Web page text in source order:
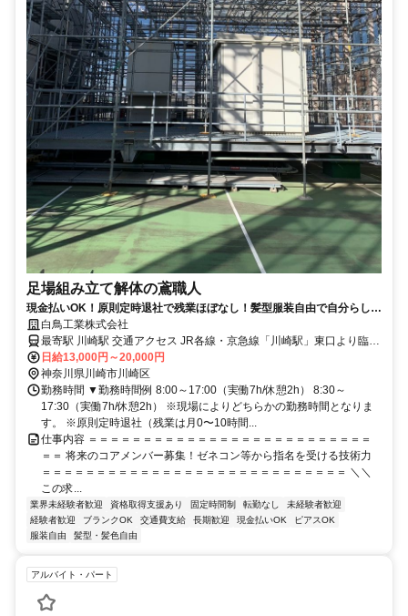
足場組み立て解体の鳶職人
現金払いOK！原則定時退社で残業ほぼなし！髪型服装自由で自分らしく
働ける正社員の足場鳶
白鳥工業株式会社
最寄駅 川崎駅 交通アクセス JR各線・京急線「川崎駅」東口より臨港
バス（川28・川30系統など）で約13分 →「京町」バス停を降りたら
目の前（徒歩1分）！ ・車/バイク通勤OK
日給13,000円～20,000円
神奈川県川崎市川崎区
勤務時間 ▼勤務時間例 8:00～17:00（実働7h/休憩2h） 8:30～
17:30（実働7h/休憩2h） ※現場によりどちらかの勤務時間となりま
す。 ※原則定時退社（残業は月0〜10時間...
仕事内容 ＝＝＝＝＝＝＝＝＝＝＝＝＝＝＝＝＝＝＝＝＝＝＝＝＝＝
＝＝ 将来のコアメンバー募集！ゼネコン等から指名を受ける技術力
＝＝＝＝＝＝＝＝＝＝＝＝＝＝＝＝＝＝＝＝＝＝＝＝＝＝＝＝ ＼＼
この求...
業界未経験者歓迎 資格取得支援あり 固定時間制 転勤なし
未経験者歓迎
経験者歓迎
ブランクOK 交通費支給 長期歓迎 現金払いOK
ピアスOK
服装自由
髪型・髪色自由
アルバイト・パート